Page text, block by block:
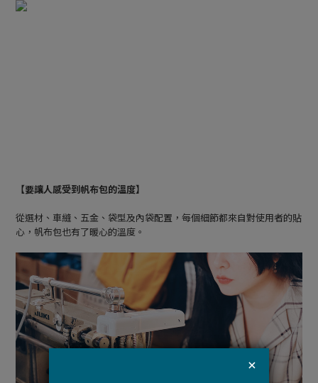
【要讓人感受到帆布包的溫度】
從選材、車縫、五金、袋型及內袋配置，每個細節都來自對使用者的貼
心，帆布包也有了暖心的溫度。